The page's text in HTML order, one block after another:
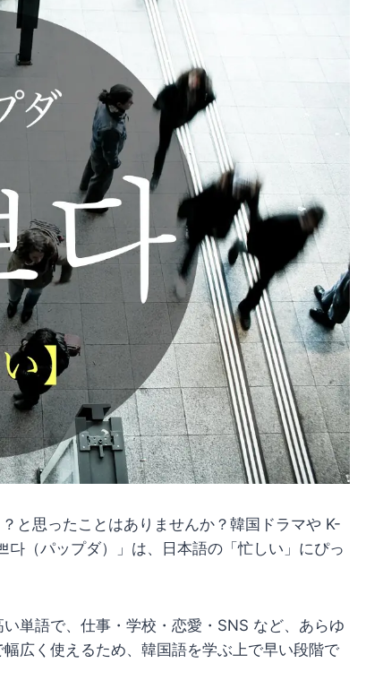
と思ったことはありませんか？韓国ドラマや K-
（パップダ）」は、日本語の「忙しい」にぴっ
単語で、仕事・学校・恋愛・SNS など、あらゆ
広く使えるため、韓国語を学ぶ上で早い段階で